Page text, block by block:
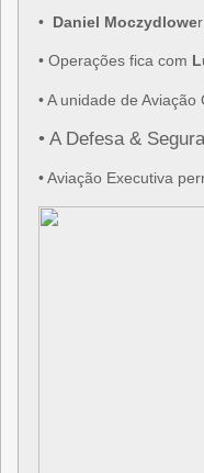
• Daniel Moczydlowe
• Operações fica com
• A unidade de
• A Defesa &
• Aviação Executiva